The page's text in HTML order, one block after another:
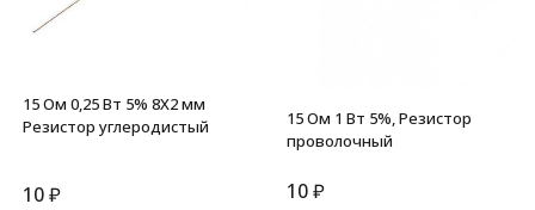
15 Ом 0,25 Вт 5% 8X2 мм
Резистор углеродистый
10₽
15 Ом 1 Вт 5%, Резистор
проволочный
10₽